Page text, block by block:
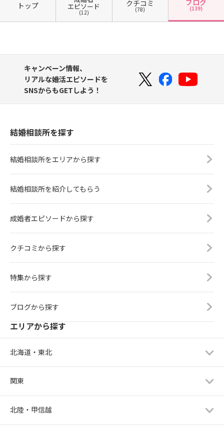
トップ エピソード
(12)
クチコミ
(78)
ブログ
(139)
キャンペーン情報、
リアルな婚活エピソードを
SNSからもGETしよう！
結婚相談所を探す
結婚相談所をエリアから探す
結婚相談所を紹介してもらう
成婚者エピソードから探す
クチコミから探す
特集から探す
ブログから探す
エリアから探す
北海道・東北
関東
北陸・甲信越